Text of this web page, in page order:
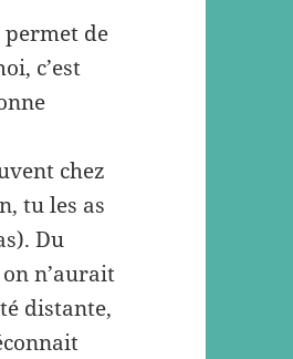
permet de
c’est
chez
tu les as
Du
n’aurait
distante,